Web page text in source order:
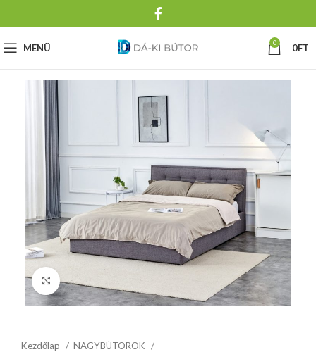
MENÜ 0 0FT
Click to enlarge
Kezdőlap
NAGYBÚTOROK